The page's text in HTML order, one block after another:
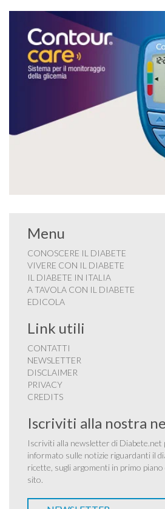
Menu
CONOSCERE IL DIABETE
VIVERE CON IL DIABETE
IL DIABETE IN ITALIA
A TAVOLA CON IL DIABETE
EDICOLA
Link utili
CONTATTI
NEWSLETTER
DISCLAIMER
PRIVACY
CREDITS
Iscriviti alla nostra
Iscriviti alla newsletter di Diabete.net
informato sulle notizie riguardanti il
ricette, sugli argomenti in primo piano
sito.